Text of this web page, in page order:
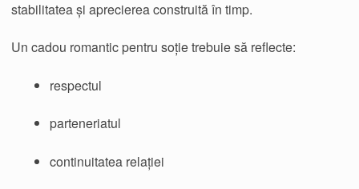
stabilitatea și aprecierea construită în timp.
Un cadou romantic pentru soție trebuie să reflecte:
respectul
parteneriatul
continuitatea relației